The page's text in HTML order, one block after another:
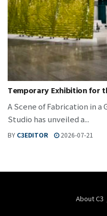
Temporary Exhibition for
A Scene of Fabrication in a
Studio has unveiled a...
BY C3EDITOR 2026-07-21
About C3